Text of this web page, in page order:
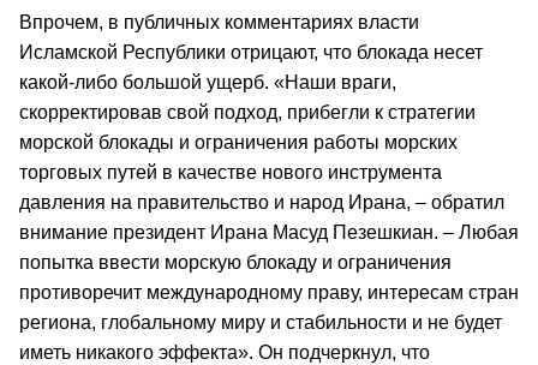
Впрочем, в публичных комментариях власти
Исламской Республики отрицают, что блокада несет
какой-либо большой ущерб. «Наши враги,
скорректировав свой подход, прибегли к стратегии
морской блокады и ограничения работы морских
торговых путей в качестве нового инструмента
давления на правительство и народ Ирана, – обратил
внимание президент Ирана Масуд Пезешкиан. – Любая
попытка ввести морскую блокаду и ограничения
противоречит международному праву, интересам стран
региона, глобальному миру и стабильности и не будет
иметь никакого эффекта». Он подчеркнул, что